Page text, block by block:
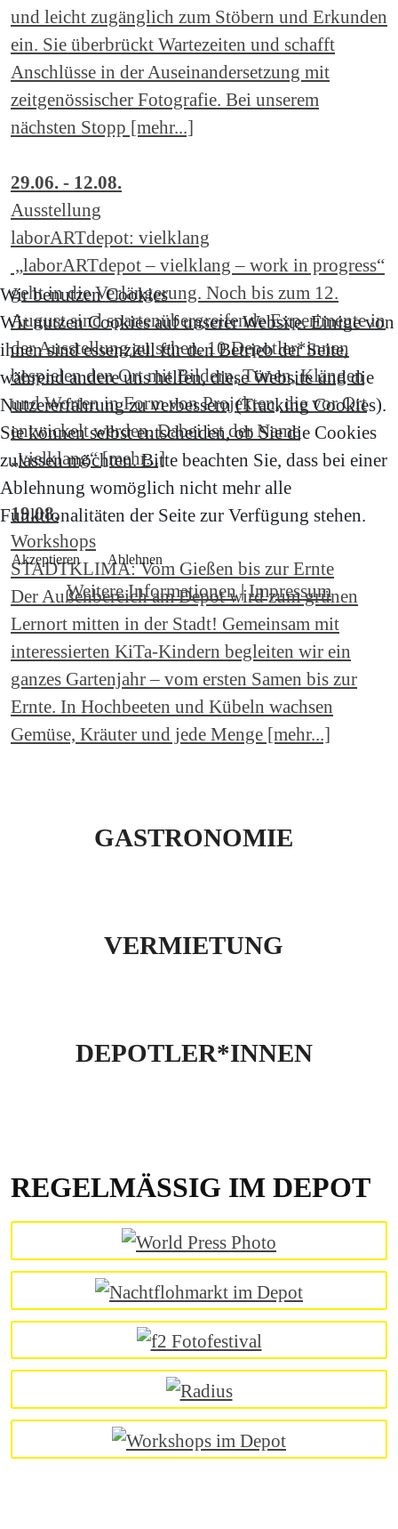
und leicht zugänglich zum Stöbern und Erkunden
ein. Sie überbrückt Wartezeiten und schafft
Anschlüsse in der Auseinandersetzung mit
zeitgenössischer Fotografie. Bei unserem
nächsten Stopp [mehr...]
29.06. - 12.08.
Ausstellung
laborARTdepot: vielklang
„laborARTdepot – vielklang – work in progress“
geht in die Verlängerung. Noch bis zum 12.
August sind spartenübergreifende Experimente in
der Ausstellung zu sehen. 10 Depotler*innen
bespielen den Ort mit Bildern, Tönen, Klängen
und Worten in Form von Projekten, die vor Ort
entwickelt werden. Dabei ist der Name
„vielklang“ [mehr...]
19.08.
Workshops
STADTKLIMA: Vom Gießen bis zur Ernte
Der Außenbereich am Depot wird zum grünen
Lernort mitten in der Stadt! Gemeinsam mit
interessierten KiTa-Kindern begleiten wir ein
ganzes Gartenjahr – vom ersten Samen bis zur
Ernte. In Hochbeeten und Kübeln wachsen
Gemüse, Kräuter und jede Menge [mehr...]
GASTRONOMIE
VERMIETUNG
DEPOTLER*INNEN
REGELMÄSSIG IM DEPOT
Wir benutzen Cookies
Wir nutzen Cookies auf unserer Website. Einige von
ihnen sind essenziell für den Betrieb der Seite,
während andere uns helfen, diese Website und die
Nutzererfahrung zu verbessern (Tracking Cookies).
Sie können selbst entscheiden, ob Sie die Cookies
zulassen möchten. Bitte beachten Sie, dass bei einer
Ablehnung womöglich nicht mehr alle
Funktionalitäten der Seite zur Verfügung stehen.
Akzeptieren Ablehnen
Weitere Informationen|Impressum